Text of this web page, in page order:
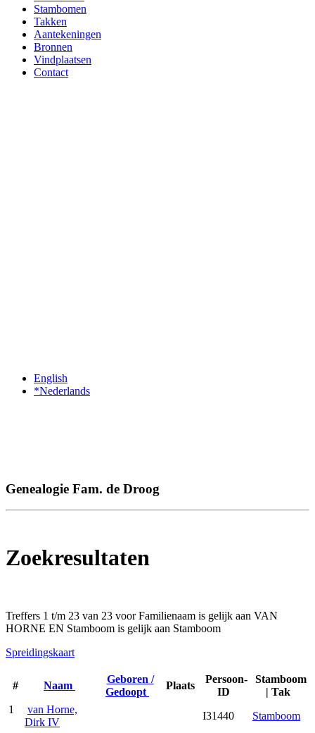
Stambomen
Takken
Aantekeningen
Bronnen
Vindplaatsen
Contact
English
*Nederlands
Genealogie Fam. de Droog
Zoekresultaten
Treffers 1 t/m 23 van 23 voor Familienaam is gelijk aan VAN
HORNE EN Stamboom is gelijk aan Stamboom
Spreidingskaart
# Naam
Geboren /
Gedoopt
Plaats
Persoon-
ID
Stamboom
| Tak
1
van Horne,
Dirk IV
I31440
Stamboom